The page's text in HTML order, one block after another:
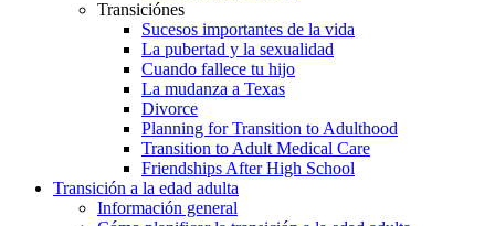
Transiciónes
Sucesos importantes de la vida
La pubertad y la sexualidad
Cuando fallece tu hijo
La mudanza a Texas
Divorce
Planning for Transition to Adulthood
Transition to Adult Medical Care
Friendships After High School
Transición a la edad adulta
Información general